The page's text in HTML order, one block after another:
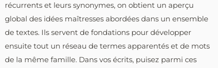
récurrents et leurs synonymes, on obtient un aperçu
global des idées maîtresses abordées dans un ensemble
de textes. Ils servent de fondations pour développer
ensuite tout un réseau de termes apparentés et de mots
de la même famille. Dans vos écrits, puisez parmi ces